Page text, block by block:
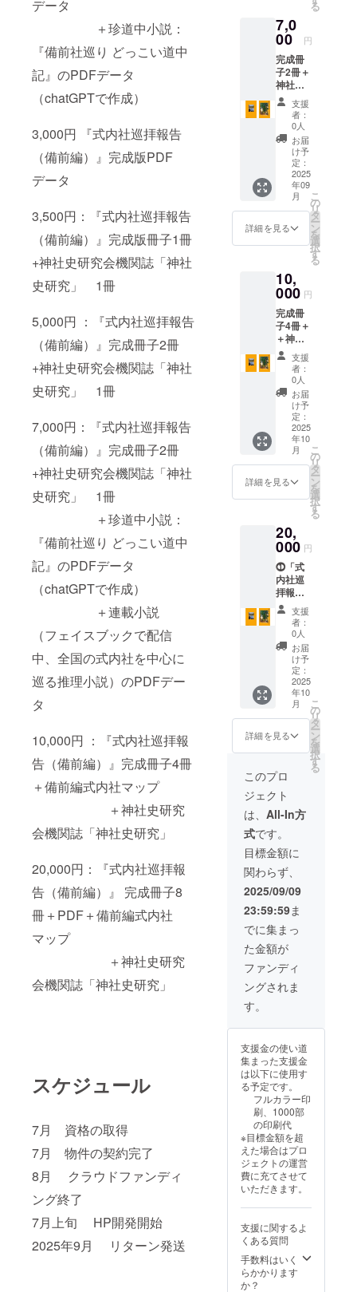
データ
＋珍道中小説：
『備前社巡り どっこい道中
記』のPDFデータ
（chatGPTで作成）
3,000円 『式内社巡拝報告
（備前編）』完成版PDF
データ
3,500円：『式内社巡拝報告
（備前編）』完成版冊子1冊
+神社史研究会機関誌「神社
史研究」 1冊
5,000円 ：『式内社巡拝報告
（備前編）』完成冊子2冊
+神社史研究会機関誌「神社
史研究」 1冊
7,000円：『式内社巡拝報告
（備前編）』完成冊子2冊
+神社史研究会機関誌「神社
史研究」 1冊
＋珍道中小説：
『備前社巡り どっこい道中
記』のPDFデータ
（chatGPTで作成）
＋連載小説
（フェイスブックで配信
中、全国の式内社を中心に
巡る推理小説）のPDFデー
タ
10,000円 ：『式内社巡拝報
告（備前編）』完成冊子4冊
＋備前編式内社マップ
＋神社史研究
会機関誌「神社史研究」
20,000円：『式内社巡拝報
告（備前編）』 完成冊子8
冊＋PDF＋備前編式内社
マップ
＋神社史研究
会機関誌「神社史研究」
スケジュール
7月 資格の取得
7月 物件の契約完了
8月 クラウドファンディ
ング終了
7月上旬 HP開発開始
2025年9月 リターン発送
報告」
を参考
に編集
したカ
ラー刷
冊子 ②
神社史
研究会
機関誌
「神社
史研
究」第6
巻 神社
史研究
会が毎
年発行
してい
学名誉
教授の
論文他
を掲載
③岡山
式内社
マップ
ている
由緒あ
る神
社、
「式内
社」約
3000社
のうち
備前国
21社を
「式内
社調査
報告」
を参考
に編集
したカ
ラー刷
機関誌
「神社
史研
究」第6
巻 神社
史研究
会が毎
年発行
してい
る機関
誌で皇
學館大
学名誉
教授の
論文他
を掲載
る
7,0
00 円
完成冊
子2冊＋
神社史
研究会
機関誌
「神社
史研
究」2冊
＋珍道
中小説2
冊＋関
連小説
(PDF)
⓵「式
内社巡
拝報告
編）」
完成冊
子2冊
延長五
年（九
二七
年）に
完成し
た「延
喜式」
の神名
帳に挙
げられ
ている
由緒あ
る神
社、
のうち
備前国
21社を
「式内
社調査
報告」
を参考
に編集
したカ
ラー刷
冊子 ②
神社史
研究会
機関誌
「神社
史研
究」第6
会が毎
してい
る機関
誌で皇
學館大
学名誉
教授の
論文他
を掲載
前社巡
り どっ
こい道
中記』
の簡易
印刷版2
冊 『式
(備前
編）』
を持っ
て巡拝
する二
人の大
学生の
珍道中
小説
（chat
GPTで
作成）
④連載
小説
（フェ
イス
ブック
で配信
中、全
国の式
支援
者：
0人
お届
け予
定：
2025
年09
月
詳細を見る
こ
の
リ
タ
ー
ン
を
選
択
す
る
10,
000 円
完成冊
子4冊＋
＋神社
史研究
会機関
誌「神
社史研
究」
⓵「式
内社巡
拝報告
（備前
編）」
完成冊
子4冊
延長五
二七
年）に
完成し
た「延
喜式」
の神名
帳に挙
げられ
ている
由緒あ
る神
社、
「式内
社」約
3000社
のうち
備前国
社調査
報告」
を参考
に編集
したカ
ラー刷
冊子 ②
神社史
研究会
機関誌
「神社
史研
究」第6
巻 神社
史研究
会が毎
年発行
してい
學館大
学名誉
教授の
論文他
を掲載
③岡山
式内社
マップ
支援
者：
0人
お届
け予
定：
2025
年10
月
詳細を見る
こ
の
リ
タ
ー
ン
を
選
択
す
る
20,
000 円
⓵「式
内社巡
拝報告
（備前
編）」
完成冊
子8冊
延長五
年（九
二七
年）に
完成し
た「延
喜式」
の神名
帳に挙
げられ
ている
由緒あ
る神
社、
「式内
社」約
3000社
のうち
備前国
21社を
「式内
社調査
報告」
を参考
に編集
したカ
ラー刷
研究会
「神社
史研
究」第6
巻 神社
史研究
会が毎
年発行
してい
る機関
誌で皇
學館大
学名誉
教授の
を掲載
③岡山
式内社
マップ
支援
者：
0人
お届
け予
定：
2025
年10
月
詳細を見る
こ
の
リ
タ
ー
ン
を
選
択
す
る
このプロ
ジェクト
は、 All-In方
式です。
目標金額に
関わらず、
2025/09/09
23:59:59ま
でに集まっ
た金額が
ファンディ
ングされま
す。
支援金の使い道
集まった支援金
は以下に使用す
る予定です。
フルカラー印
刷、1000部
の印刷代
※目標金額を超
えた場合はプロ
ジェクトの運営
費に充てさせて
いただきます。
支援に関するよ
くある質問
手数料はいく
らかかります
か？